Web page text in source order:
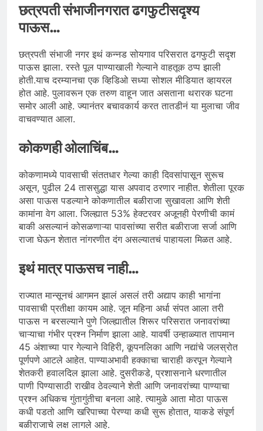
छत्रपती संभाजीनगरात ढगफुटीसदृश्य
पाऊस…
छत्रपती संभाजी नगर इथं कन्नड सोयगाव परिसरात ढगफुटी सदृश
पाऊस झाला. रस्ते पूल पाण्याखाली गेल्याने वाहतूक ठप्प झाली
होती.याच दरम्यानचा एक व्हिडिओ सध्या सोशल मीडियात व्हायरल
होत आहे. पुलावरून एक तरुण वाहून जात असताना थरारक घटना
समोर आली आहे. ज्यानंतर बचावकार्य करत तातडीनं या मुलाचा जीव
वाचवण्यात आला.
कोकणही ओलाचिंब…
कोकणामध्ये पावसाची संततधार गेल्या काही दिवसांपासून सुरूच
असून, पुढील 24 ताससुद्धा यास अपवाद ठरणार नाहीत. शेतीला पूरक
असा पाऊस पडल्याने कोकणातील बळीराजा सुखावला आणि शेती
कामांना वेग आला. जिल्ह्यात 53% हेक्टरवर अजूनही पेरणीची कामं
बाकी असल्यानं कोसळणाऱ्या पावसांच्या सरीत बळीराजा सर्जा आणि
राजा घेऊन शेतात नांगरणीत दंग असल्यातचं पाहायला मिळत आहे.
इथं मात्र पाऊसच नाही…
राज्यात मान्सूनचं आगमन झालं असलं तरी अद्याप काही भागांना
पावसाची प्रतीक्षा कायम आहे. जून महिना अर्धा संपत आला तरी
पाऊस न बरसल्याने पुणे जिल्ह्यातील शिरूर परिसरात जनावरांच्या
चाऱ्याचा गंभीर प्रश्न निर्माण झाला आहे. यावर्षी उन्हाळ्यात तापमान
45 अंशाच्या पार गेल्याने विहिरी, कूपनलिका आणि नद्यांचे जलस्रोत
पूर्णपणे आटले आहेत. पाण्याअभावी हक्काचा चाराही करपून गेल्याने
शेतकरी हवालदिल झाला आहे. दुसरीकडे, प्रशासनाने धरणातील
पाणी पिण्यासाठी राखीव ठेवल्याने शेती आणि जनावरांच्या पाण्याचा
प्रश्न अधिकच गुंतागुंतीचा बनला आहे. त्यामुळे आता मोठा पाऊस
कधी पडतो आणि खरिपाच्या पेरण्या कधी सुरू होतात, याकडे संपूर्ण
बळीराजाचे लक्ष लागले आहे.